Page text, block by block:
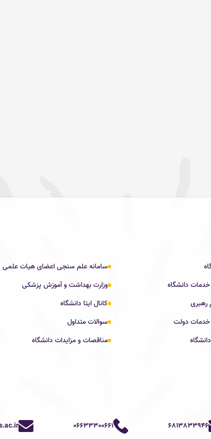
سامانه علم سنجی اعضای هیات علمی
دانشگاه
وزارت بهداشت و آموزش پزشکی
رهبری
کانال ایتا دانشگاه
خدمات دولت
سوالات متداول
مناقصات و مزایدات دانشگاه
6813833946
06633300661